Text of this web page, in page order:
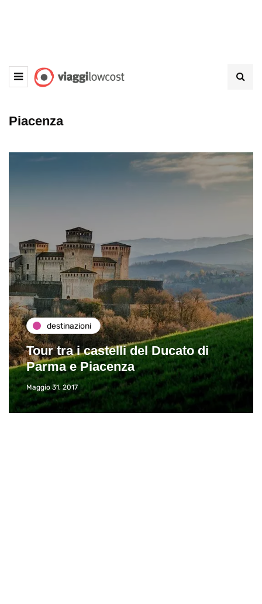
Piacenza
destinazioni
Tour tra i castelli del Ducato di
Parma e Piacenza
Maggio 31, 2017